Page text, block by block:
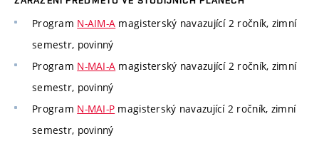
Program N-AIM-A magisterský navazující 2 ročník, zimní
semestr, povinný
Program N-MAI-A magisterský navazující 2 ročník, zimní
semestr, povinný
Program N-MAI-P magisterský navazující 2 ročník, zimní
semestr, povinný